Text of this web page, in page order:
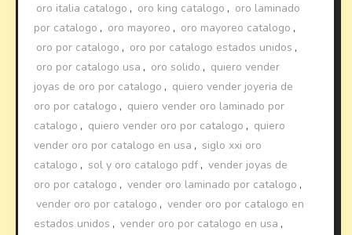
oro italia catalogo , oro king catalogo , oro laminado
por catalogo , oro mayoreo , oro mayoreo catalogo ,
oro por catalogo , oro por catalogo estados unidos ,
oro por catalogo usa , oro solido , quiero vender
joyas de oro por catalogo , quiero vender joyeria de
oro por catalogo , quiero vender oro laminado por
catalogo , quiero vender oro por catalogo , quiero
vender oro por catalogo en usa , siglo xxi oro
catalogo , sol y oro catalogo pdf , vender joyas de
oro por catalogo , vender oro laminado por catalogo ,
vender oro por catalogo , vender oro por catalogo en
estados unidos , vender oro por catalogo en usa ,